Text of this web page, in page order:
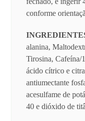
conforme
alanina,
Tirosina, Cafeína/
ácido cítrico e
antiumectante
acesulfame de
40 e dióxido de